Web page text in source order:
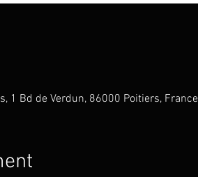
1 Bd de Verdun, 86000 Poitiers, France